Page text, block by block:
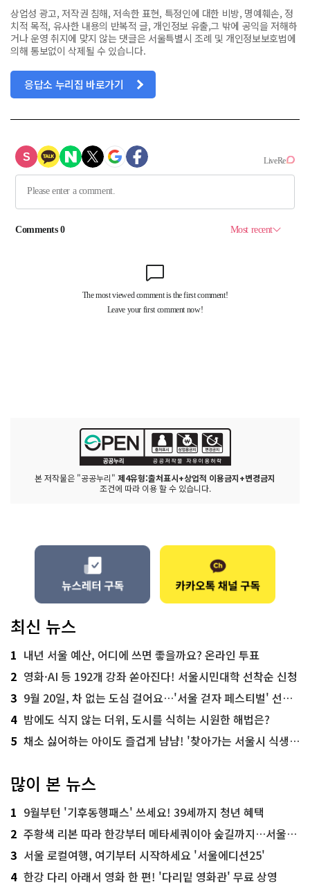
상업성 광고, 저작권 침해, 저속한 표현, 특정인에 대한 비방, 명예훼손, 정
치적 목적, 유사한 내용의 반복적 글, 개인정보 유출,그 밖에 공익을 저해하
거나 운영 취지에 맞지 않는 댓글은 서울특별시 조례 및 개인정보보호법에
의해 통보없이 삭제될 수 있습니다.
응답소 누리집 바로가기
본 저작물은 "공공누리" 제4유형:출처표시+상업적 이용금지+변경금지
조건에 따라 이용 할 수 있습니다.
최신 뉴스
1 내년 서울 예산, 어디에 쓰면 좋을까요? 온라인 투표
2 영화·AI 등 192개 강좌 쏟아진다! 서울시민대학 선착순 신청
3 9월 20일, 차 없는 도심 걸어요…'서울 걷자 페스티벌' 선착순 5천명
4 밤에도 식지 않는 더위, 도시를 식히는 시원한 해법은?
5 채소 싫어하는 아이도 즐겁게 냠냠! '찾아가는 서울시 식생활 교육' 현장
많이 본 뉴스
1 9월부턴 '기후동행패스' 쓰세요! 39세까지 청년 혜택
2 주황색 리본 따라 한강부터 메타세쿼이아 숲길까지…서울둘레길 15코스
3 서울 로컬여행, 여기부터 시작하세요 '서울에디션25'
4 한강 다리 아래서 영화 한 편! '다리밑 영화관' 무료 상영